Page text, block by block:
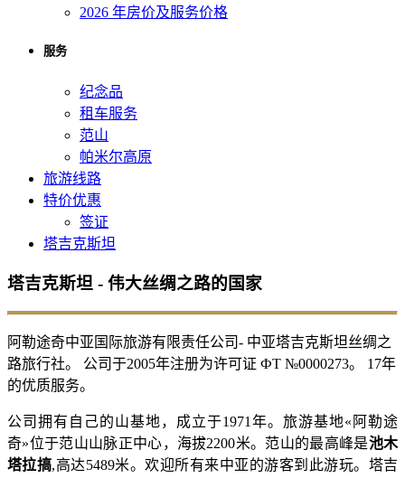
2026 年房价及服务价格
服务
纪念品
租车服务
范山
帕米尔高原
旅游线路
特价优惠
签证
塔吉克斯坦
塔吉克斯坦 - 伟大丝绸之路的国家
阿勒途奇中亚国际旅游有限责任公司- 中亚塔吉克斯坦丝绸之
路旅行社。 公司于2005年注册为许可证 ФТ №0000273。 17年
的优质服务。
公司拥有自己的山基地，成立于1971年。旅游基地«阿勒途
奇»位于范山山脉正中心，海拔2200米。范山的最高峰是池木
塔拉搞,高达5489米。欢迎所有来中亚的游客到此游玩。塔吉